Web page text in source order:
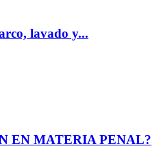
lavado y...
EN MATERIA PENAL?